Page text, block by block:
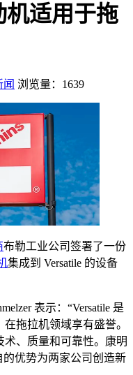
机适用于拖
闻 浏览量：1639
布勒工业公司签署了一份
集成到 Versatile 的设备
表示：“Versatile 是
拖拉机领域享有盛誉。
、质量和可靠性。康明
的优势为两家公司创造新